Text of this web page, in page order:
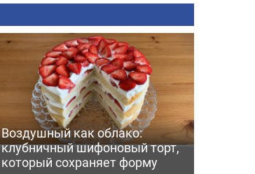
Воздушный как облако:
клубничный шифоновый торт,
который сохраняет форму